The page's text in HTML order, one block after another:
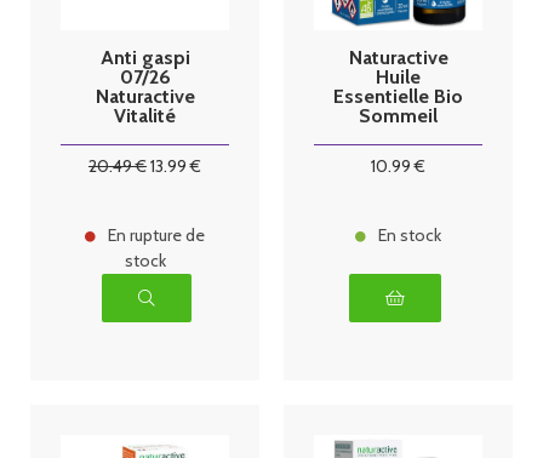
Anti gaspi
07/26
Naturactive
Vitalité
20.49€13.99 €
En rupture de
stock
Naturactive
Huile
Essentielle Bio
Sommeil
30ml
10.99 €
En stock